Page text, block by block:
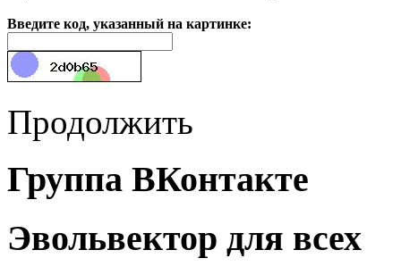
Введите код, указанный на картинке:
Продолжить
Группа ВКонтакте
Эвольвектор для всех